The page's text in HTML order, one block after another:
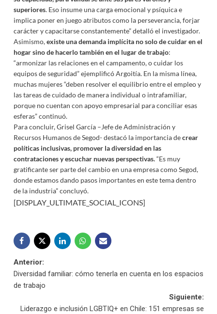
superiores. Eso insume una carga emocional y psíquica e
implica poner en juego atributos como la perseverancia, forjar
carácter y capacitarse constantemente” detalló el investigador.
Asimismo,existe una demanda implícita no solo de cuidar en el
hogar sino de hacerlo también en el lugar de trabajo:
“armonizar las relaciones en el campamento, o cuidar los
equipos de seguridad” ejemplificó Argoitía. En la misma línea,
muchas mujeres “deben resolver el equilibrio entre el empleo y
las tareas de cuidado de manera individual o intrafamiliar,
porque no cuentan con apoyo empresarial para conciliar esas
esferas” continuó.
Para concluir, Grisel García –Jefe de Administración y
Recursos Humanos de Segod- destacó la importancia decrear
políticas inclusivas, promover la diversidad en las
contrataciones y escuchar nuevas perspectivas.“Es muy
gratificante ser parte del cambio en una empresa como Segod,
donde estamos dando pasos importantes en este tema dentro
de la industria” concluyó.
[DISPLAY_ULTIMATE_SOCIAL_ICONS]
Navegación
de
entradas
Anterior:
Diversidad familiar: cómo tenerla en cuenta en los espacios
de trabajo
Siguiente:
Liderazgo e inclusión LGBTIQ+ en Chile: 151 empresas se